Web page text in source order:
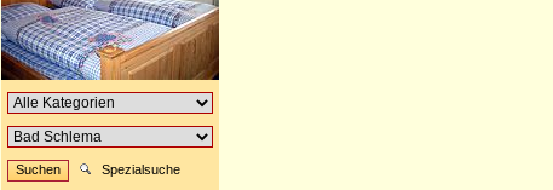
Spezialsuche